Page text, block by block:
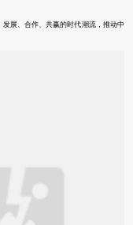
展、合作、共赢的时代潮流，推动中